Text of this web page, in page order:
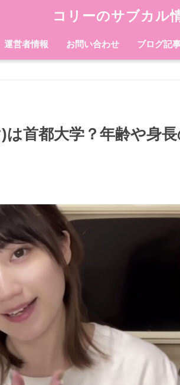
コリーのサブカル
運営者情報 お問い合わせ ブログ記
首都大学？年齢や身長